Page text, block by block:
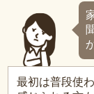
最初は普段使